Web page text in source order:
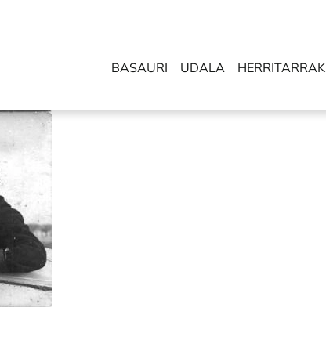
BASAURI UDALA HERRITARRAK